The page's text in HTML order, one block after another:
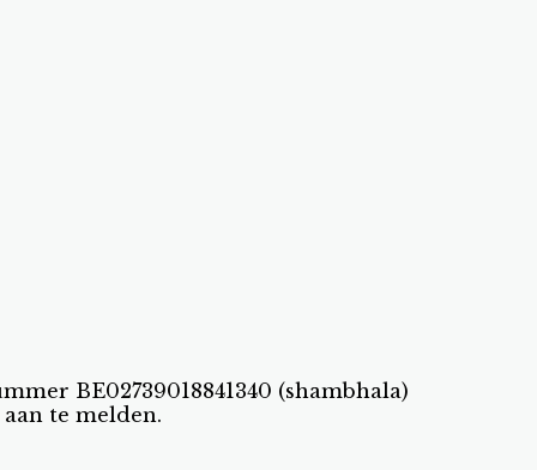
BE02739018841340 (shambhala)
te melden.